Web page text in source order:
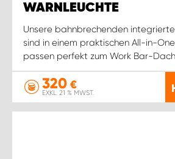
WARNLEUCHTE
Unsere bahnbrechenden
sind in einem praktischen All-in-
passen perfekt zum Work Bar-
320 €
EXKL. 21 % MWST.